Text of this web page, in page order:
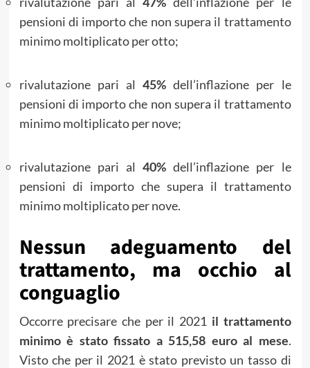
pensioni di importo che non supera il trattamento
minimo moltiplicato per otto;
rivalutazione pari al 45% dell’inflazione per le
pensioni di importo che non supera il trattamento
minimo moltiplicato per nove;
rivalutazione pari al 40% dell’inflazione per le
pensioni di importo che supera il trattamento
minimo moltiplicato per nove.
Nessun adeguamento del
trattamento, ma occhio al
conguaglio
Occorre precisare che per il 2021 il trattamento
minimo è stato fissato a 515,58 euro al mese.
Visto che per il 2021 è stato previsto un tasso di